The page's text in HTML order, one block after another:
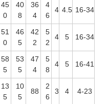
45
0
40
8
36
4
4
6
4 4.5 16-34
51
0
46
5
42
2
5
2
4 5 16-34
58
5
53
5
47
4
5
8
4 5 16-41
13
5
10
5
88
2
6
3 4 4-23